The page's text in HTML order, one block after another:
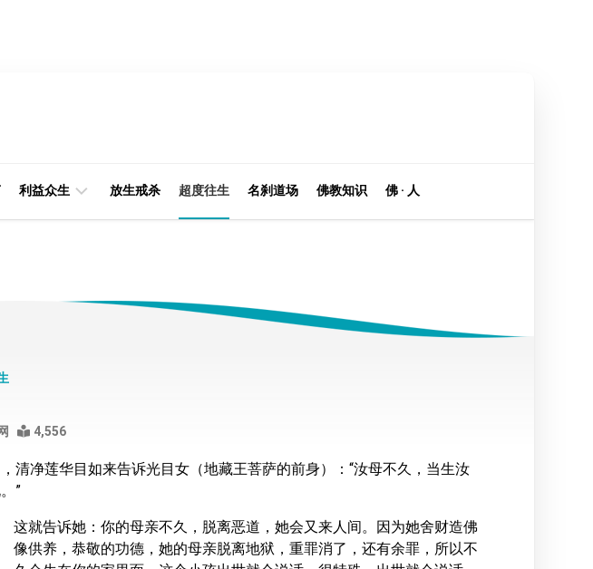
利益众生
阿
若
华
严
放生戒杀 超度往生 名刹道场 佛教知识 佛 · 人
4,556
清净莲华目如来告诉光目女（地藏王菩萨的前身）：“汝母不久，当生汝
”
这就告诉她：你的母亲不久，脱离恶道，她会又来人间。因为她舍财造佛
像供养，恭敬的功德，她的母亲脱离地狱，重罪消了，还有余罪，所以不